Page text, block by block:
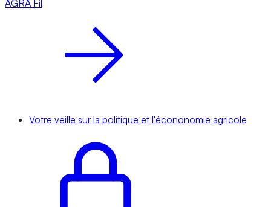
AGRA Fil
Votre veille sur la politique et l'écononomie agricole